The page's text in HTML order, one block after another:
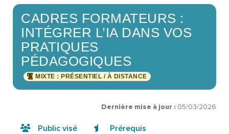
CADRES FORMATEURS :
INTÉGRER L’IA DANS VOS
PRATIQUES
PÉDAGOGIQUES
MIXTE : PRÉSENTIEL / À DISTANCE
Dernière mise à jour : 05/03/2026
Public visé Prérequis